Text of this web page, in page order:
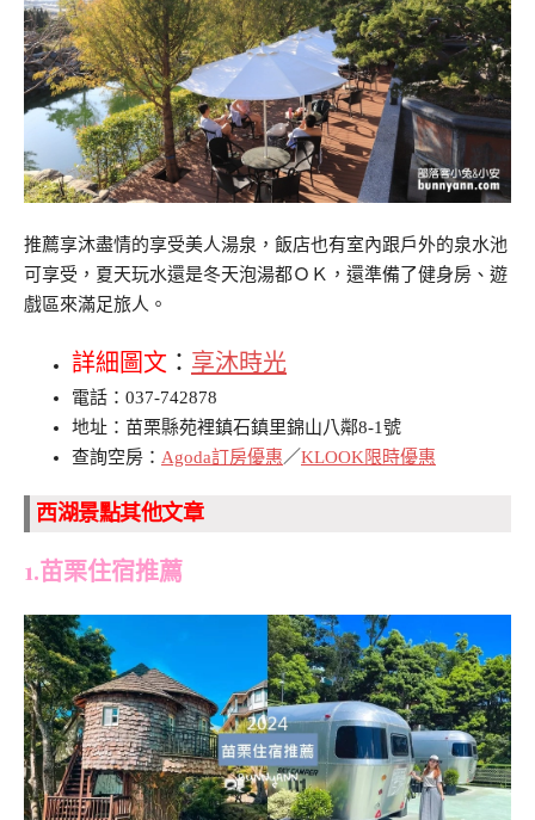
推薦享沐盡情的享受美人湯泉，飯店也有室內跟戶外的泉水池
可享受，夏天玩水還是冬天泡湯都ＯＫ，還準備了健身房、遊
戲區來滿足旅人。
詳細圖文 ： 享沐時光
電話：037-742878
地址：苗栗縣苑裡鎮石鎮里錦山八鄰8-1號
查詢空房： Agoda訂房優惠／KLOOK限時優惠
西湖景點其他文章
1.苗栗住宿推薦